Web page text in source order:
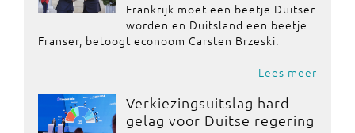
Frankrijk moet een beetje Duitser
worden en Duitsland een beetje
Franser, betoogt econoom Carsten Brzeski.
Lees meer
Verkiezingsuitslag hard
gelag voor Duitse regering